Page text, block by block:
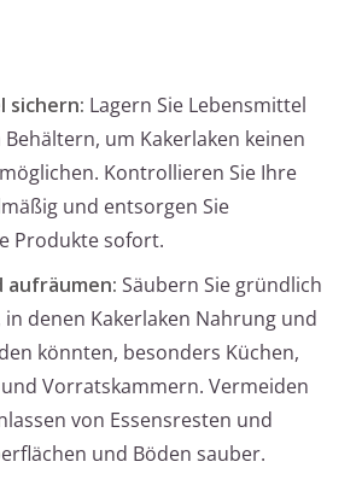
sichern: Lagern Sie Lebensmittel
um Kakerlaken keinen
Kontrollieren Sie Ihre
und entsorgen Sie
Produkte sofort.
aufräumen: Säubern Sie gründlich
in denen Kakerlaken Nahrung und
könnten, besonders Küchen,
Vorratskammern. Vermeiden
von Essensresten und
und Böden sauber.